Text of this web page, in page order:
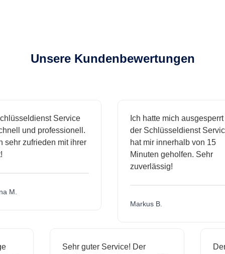
Unsere Kundenbewertungen
Service
und professionell.
zufrieden mit ihrer
M.
Ich hatte mich ausgesperrt
der Schlüsseldienst Service
hat mir innerhalb von 15
Minuten geholfen. Sehr
zuverlässig!
Markus B.
Sehr guter Service! Der